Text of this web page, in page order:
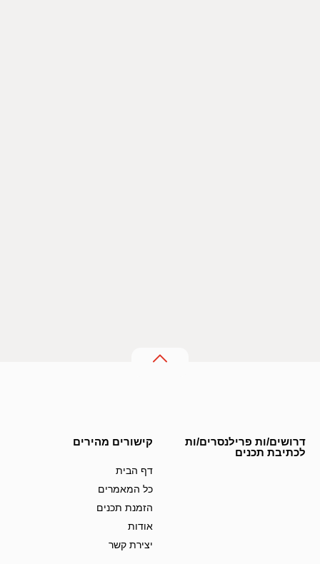
דרושים/ות פרילנסרים/ות
לכתיבת תכנים
קישורים מהירים
דף הבית
כל המאמרים
הזמנת תכנים
אודות
יצירת קשר